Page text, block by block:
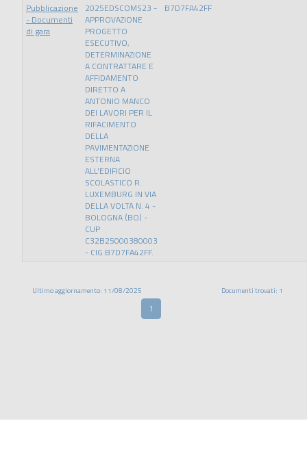
Pubblicazione
- Documenti
di gara
2025EDSCOMS23 -
APPROVAZIONE
PROGETTO
ESECUTIVO,
DETERMINAZIONE
A CONTRATTARE E
AFFIDAMENTO
DIRETTO A
ANTONIO MANCO
DEI LAVORI PER IL
RIFACIMENTO
DELLA
PAVIMENTAZIONE
ESTERNA
ALL'EDIFICIO
SCOLASTICO R.
LUXEMBURG IN VIA
DELLA VOLTA N. 4 -
BOLOGNA (BO) -
CUP
C32B25000380003
- CIG B7D7FA42FF.
B7D7FA42FF
Ultimo aggiornamento: 11/08/2025 Documenti trovati: 1
1